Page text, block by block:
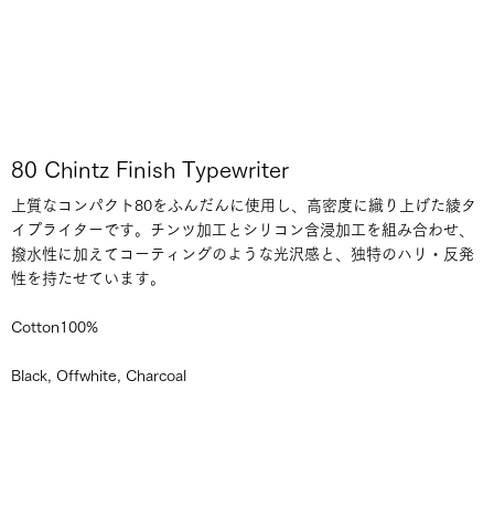
80 Chintz Finish Typewriter
上質なコンパクト80をふんだんに使用し、高密度に織り上げた綾タ
イプライターです。チンツ加工とシリコン含浸加工を組み合わせ、
撥水性に加えてコーティングのような光沢感と、独特のハリ・反発
性を持たせています。
Cotton100%
Black, Offwhite, Charcoal